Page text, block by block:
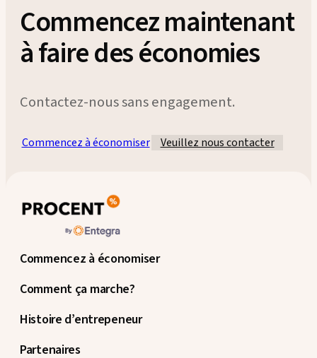
Commencez maintenant
à faire des économies
Contactez-nous sans engagement.
Commencez à économiser Veuillez nous contacter
Commencez à économiser
Comment ça marche?
Histoire d’entrepeneur
Partenaires